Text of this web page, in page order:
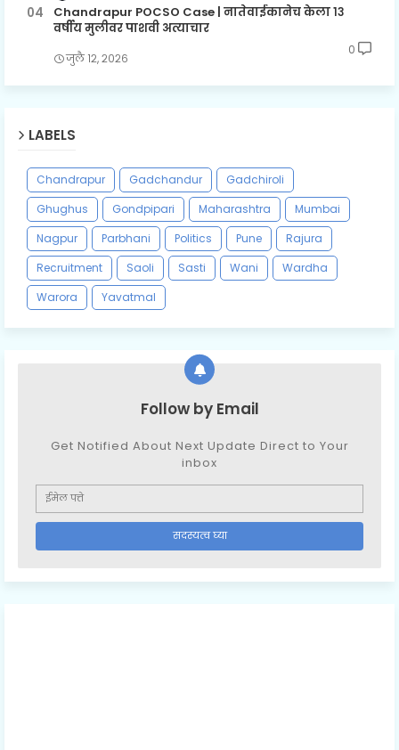
Chandrapur POCSO Case | नातेवाईकानेच केला १३
वर्षीय मुलीवर पाशवी अत्याचार
जुलै १२, २०२६
0
LABELS
Chandrapur Gadchandur
Gadchiroli
Ghughus
Gondpipari Maharashtra
Mumbai
Nagpur
Parbhani Politics Pune
Rajura
Recruitment
Saoli Sasti Wani
Wardha
Warora
Yavatmal
Follow by Email
Get Notified About Next Update Direct to Your
inbox